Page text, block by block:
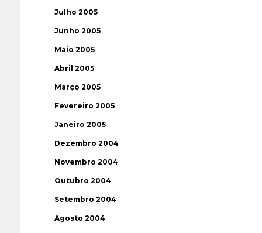
Julho 2005
Junho 2005
Maio 2005
Abril 2005
Março 2005
Fevereiro 2005
Janeiro 2005
Dezembro 2004
Novembro 2004
Outubro 2004
Setembro 2004
Agosto 2004